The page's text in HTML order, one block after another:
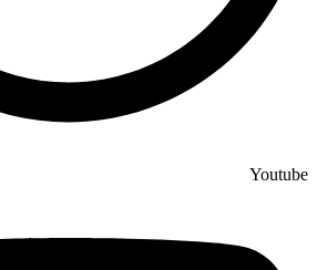
Youtube